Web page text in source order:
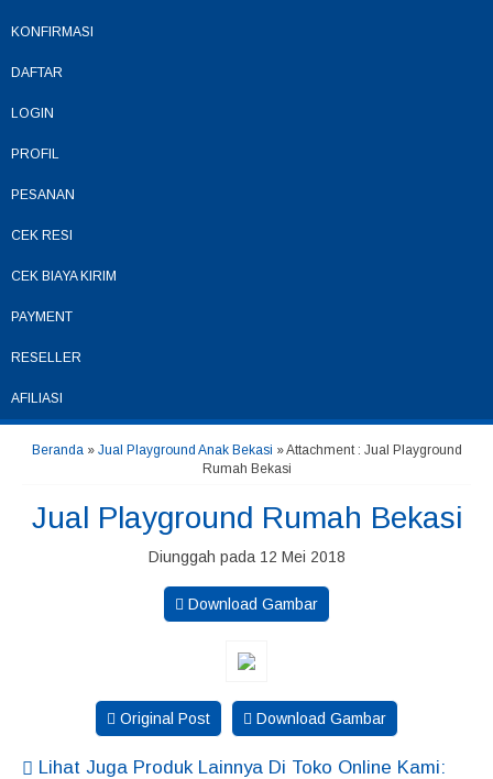
KONFIRMASI
DAFTAR
LOGIN
PROFIL
PESANAN
CEK RESI
CEK BIAYA KIRIM
PAYMENT
RESELLER
AFILIASI
Beranda» Jual Playground Anak Bekasi » Attachment : Jual Playground
Rumah Bekasi
Jual Playground Rumah Bekasi
Diunggah pada 12 Mei 2018
Download Gambar
Original Post Download Gambar
Lihat Juga Produk Lainnya Di Toko Online Kami: